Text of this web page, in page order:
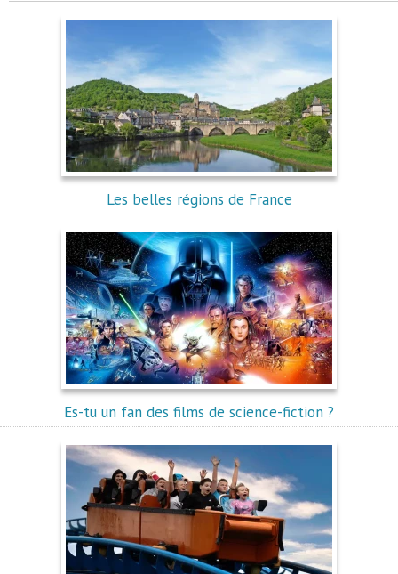
Les belles régions de France
Es-tu un fan des films de science-fiction ?